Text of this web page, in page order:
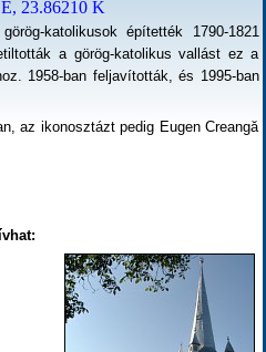
23.86210 K
katolikusok építették 1790-1821
a görög-katolikus vallást ez a
1958-ban feljavították, és 1995-ban
az ikonosztázt pedig Eugen Creangă